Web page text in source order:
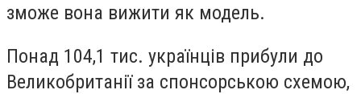
зможе вона вижити як модель.
Понад 104,1 тис. українців прибули до
Великобританії за спонсорською схемою,